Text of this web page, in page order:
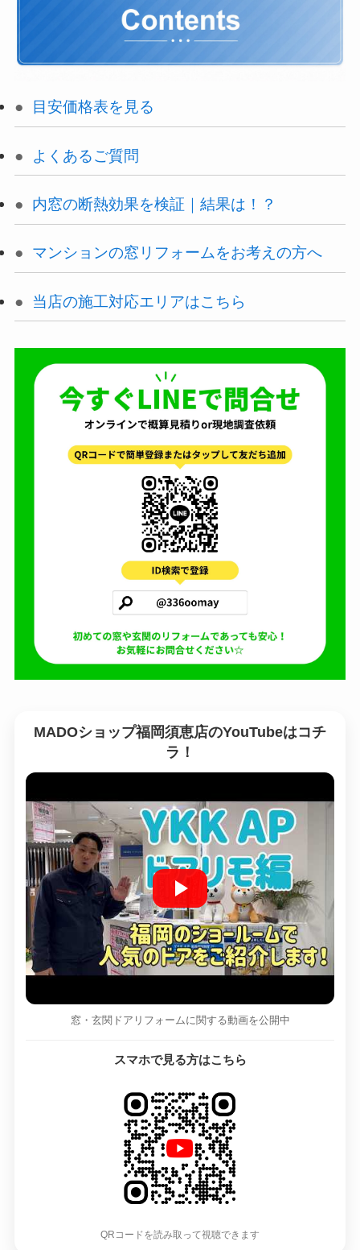
目安価格表を見る
よくあるご質問
内窓の断熱効果を検証｜結果は！？
マンションの窓リフォームをお考えの方へ
当店の施工対応エリアはこちら
MADOショップ福岡須恵店のYouTubeはコチ
ラ！
窓・玄関ドアリフォームに関する動画を公開中
スマホで見る方はこちら
QRコードを読み取って視聴できます